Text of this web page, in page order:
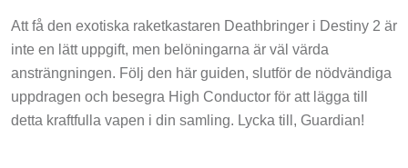
Att få den exotiska raketkastaren Deathbringer i Destiny 2 är
inte en lätt uppgift, men belöningarna är väl värda
ansträngningen. Följ den här guiden, slutför de nödvändiga
uppdragen och besegra High Conductor för att lägga till
detta kraftfulla vapen i din samling. Lycka till, Guardian!